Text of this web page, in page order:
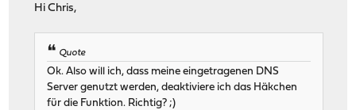
Hi Chris,
Quote
Ok. Also will ich, dass meine eingetragenen DNS
Server genutzt werden, deaktiviere ich das Häkchen
für die Funktion. Richtig? ;)